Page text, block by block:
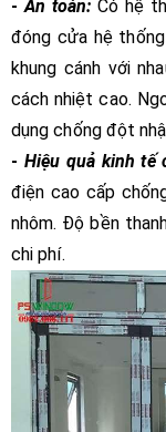
-An toàn: Có hệ
đóng cửa hệ
khung cánh với
cách nhiệt cao.
dụng chống đột
- Hiệu quả kinh tế
điện cao cấp
nhôm. Độ bền
chi phí.